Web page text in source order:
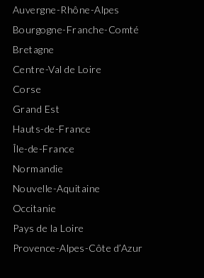
Auvergne-Rhône-Alpes
Bourgogne-Franche-Comté
Bretagne
Centre-Val de Loire
Corse
Grand Est
Hauts-de-France
Île-de-France
Normandie
Nouvelle-Aquitaine
Occitanie
Pays de la Loire
Provence-Alpes-Côte d’Azur